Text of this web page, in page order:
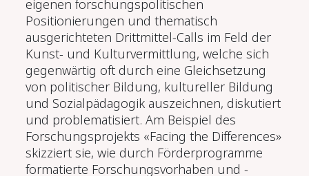
eigenen forschungspolitischen
Positionierungen und thematisch
ausgerichteten Drittmittel-Calls im Feld der
Kunst- und Kulturvermittlung, welche sich
gegenwärtig oft durch eine Gleichsetzung
von politischer Bildung, kultureller Bildung
und Sozialpädagogik auszeichnen, diskutiert
und problematisiert. Am Beispiel des
Forschungsprojekts «Facing the Differences»
skizziert sie, wie durch Förderprogramme
formatierte Forschungsvorhaben und -